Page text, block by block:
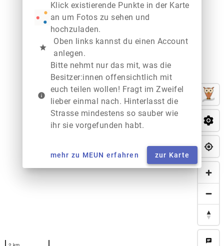
chat
Klick existierende Punkte in der Karte
an um Fotos zu sehen und
hochzuladen.
star
Oben links kannst du einen Account
anlegen.
info
Bitte nehmt nur das mit, was die
Besitzer:innen offensichtlich mit
euch teilen wollen! Fragt im Zweifel
lieber einmal nach. Hinterlasst die
Strasse mindestens so sauber wie
ihr sie vorgefunden habt.
mehr zu MEUN erfahren zur Karte